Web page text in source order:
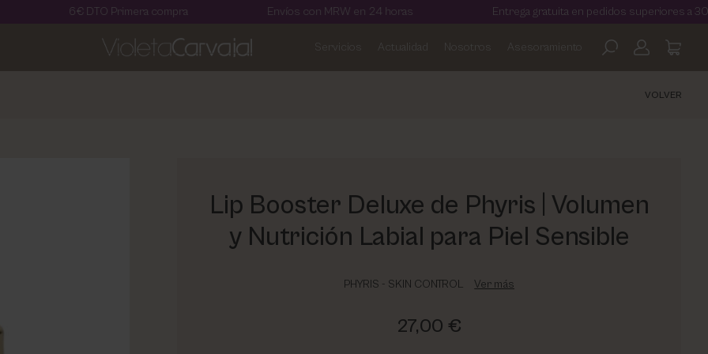
6€ DTO Primera compra Envíos con MRW en 24 horas Entrega gratuita en pedidos superiores a 30€
Servicios Actualidad Nosotros Asesoramiento
VOLVER
Lip Booster Deluxe de Phyris | Volumen
y Nutrición Labial para Piel Sensible
PHYRIS - SKIN CONTROL Ver más
27,00 €